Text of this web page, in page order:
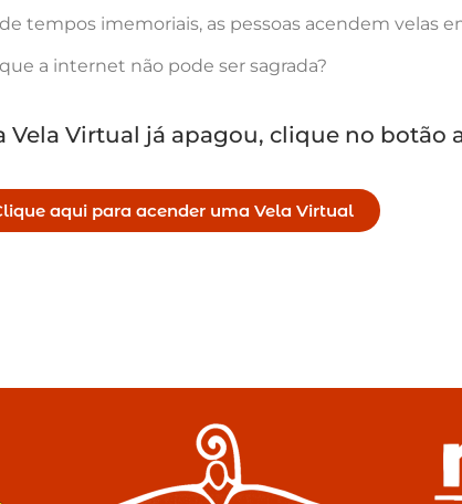
tempos imemoriais, as pessoas acendem velas
a internet não pode ser sagrada?
Vela Virtual já apagou, clique no botão
aqui para acender uma Vela Virtual